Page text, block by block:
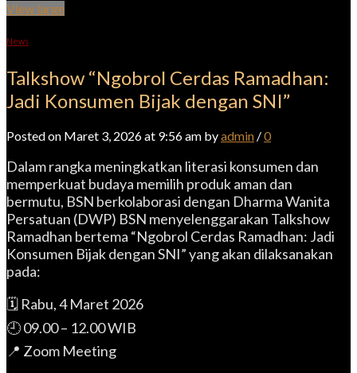
View large
News
Talkshow “Ngobrol Cerdas Ramadhan:
Jadi Konsumen Bijak dengan SNI”
Posted on Maret 3, 2026 at 9:56 am byadmin /0
Dalam rangka meningkatkan literasi konsumen dan
memperkuat budaya memilih produk aman dan
bermutu, BSN berkolaborasi dengan Dharma Wanita
Persatuan (DWP) BSN menyelenggarakan Talkshow
Ramadhan bertema “Ngobrol Cerdas Ramadhan: Jadi
Konsumen Bijak dengan SNI” yang akan dilaksanakan
pada:
🗓 Rabu, 4 Maret 2026
🕘 09.00 – 12.00 WIB
📍 Zoom Meeting